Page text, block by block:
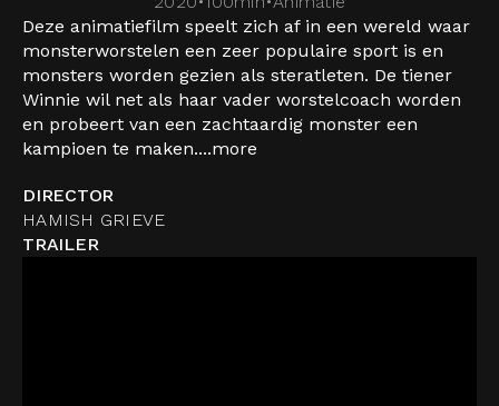
Deze animatiefilm speelt zich af in een wereld waar
monsterworstelen een zeer populaire sport is en
monsters worden gezien als steratleten. De tiener
Winnie wil net als haar vader worstelcoach worden
en probeert van een zachtaardig monster een
kampioen te maken....more
DIRECTOR
HAMISH GRIEVE
TRAILER